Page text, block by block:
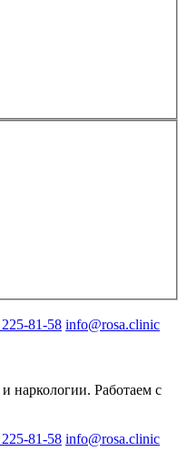
81-58 info@rosa.clinic
наркологии. Работаем с
81-58 info@rosa.clinic